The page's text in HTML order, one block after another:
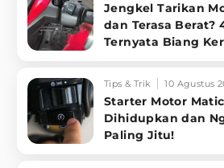
Jengkel Tarikan
dan Terasa Berat?
Ternyata Biang
Tips & Trik 10 Agustus
Starter Motor
Dihidupkan dan
Paling Jitu!